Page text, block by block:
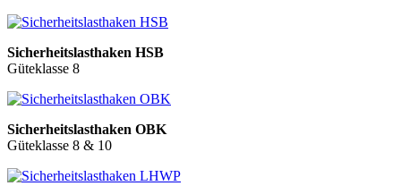
Sicherheitslasthaken HSB
Güteklasse 8
Sicherheitslasthaken OBK
Güteklasse 8 & 10